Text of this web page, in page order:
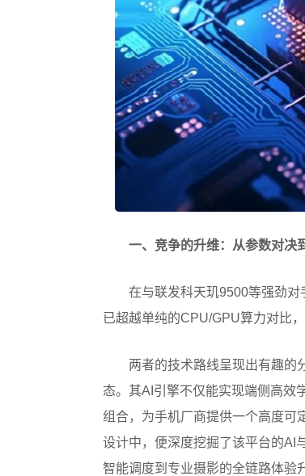
一、竞争的升维：从参数对决
在与联发科天玑9500等强劲
已超越单纯的CPU/GPU算力对比
两者的技术路线呈现出有趣的
态。其AI引擎不仅能实现端侧高效
组合，为手机厂商提供一个高度可
设计中，便深度挖掘了该平台的AI
智能调度到专业摄影的全链路体验